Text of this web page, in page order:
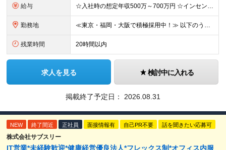
給与 ☆入社時の想定年収500万～700万円 ☆インセン年12回／1年目で1000万円も目指せる ☆社員の半数以上が年収800万円超え 月給35万円～＋インセンティブ＋各種手当 ※経験・スキルに応じて決
勤務地 ≪東京・福岡・大阪で積極採用中！≫ 以下のうち、希望に合わせて配属いたします。 【東京本社】 東京都港区芝1-9-3 芝マツラビル4F 【大阪支店】 大阪府大阪市西区西本町1丁目5番20号 サーミ
残業時間 20時間以内
求人を見る 検討中に入れる
掲載終了予定日： 2026.08.31
NEW 終了間近 正社員 面接情報有 自己PR不要 話を聞きたい応募可
株式会社サブスリー
IT営業*未経験歓迎*健康経営優良法⼈*フレックス制*オフィス内服